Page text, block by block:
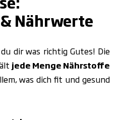
Nährwerte
dir was richtig Gutes! Die
jede Menge Nährstoffe
was dich fit und gesund